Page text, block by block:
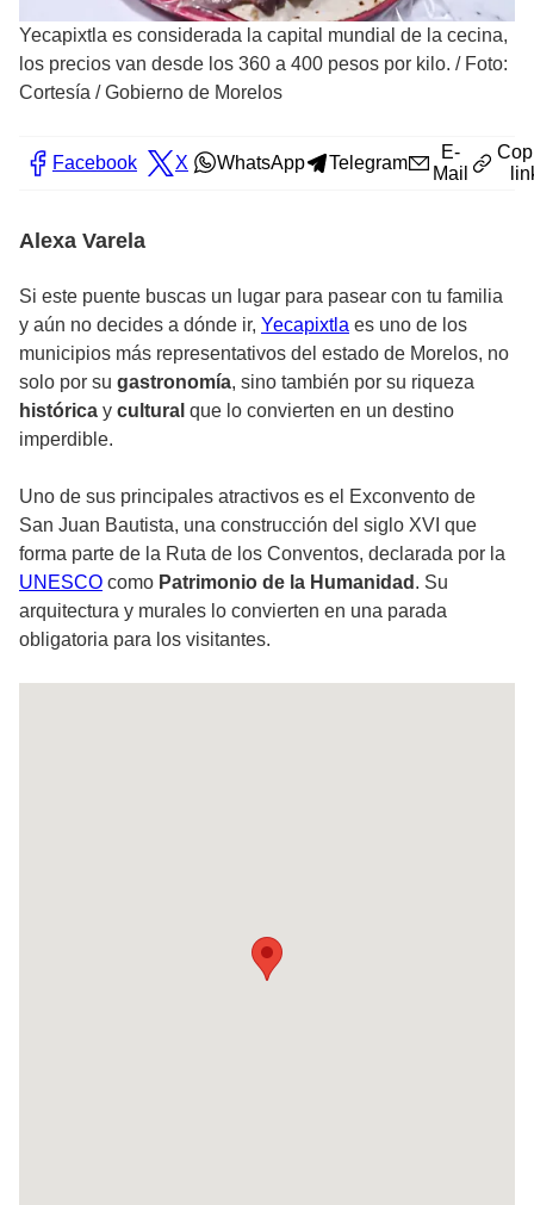
Yecapixtla es considerada la capital mundial de la cecina,
los precios van desde los 360 a 400 pesos por kilo. / Foto:
Cortesía / Gobierno de Morelos
Facebook X WhatsApp Telegram
E-
Mail
Alexa Varela
Si este puente buscas un lugar para pasear con tu familia
y aún no decides a dónde ir, Yecapixtla es uno de los
municipios más representativos del estado de Morelos, no
solo por su gastronomía, sino también por su riqueza
histórica y cultural que lo convierten en un destino
imperdible.
Uno de sus principales atractivos es el Exconvento de
San Juan Bautista, una construcción del siglo XVI que
forma parte de la Ruta de los Conventos, declarada por la
UNESCO como Patrimonio de la Humanidad . Su
arquitectura y murales lo convierten en una parada
obligatoria para los visitantes.